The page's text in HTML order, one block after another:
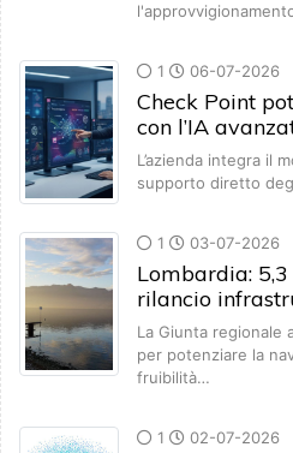
1 06-07-2026
Check Point
con l’IA
L’azienda integra il
supporto diretto
1 03-07-2026
Lombardia:
rilancio
La Giunta regionale
per potenziare la
fruibilità…
1 02-07-2026